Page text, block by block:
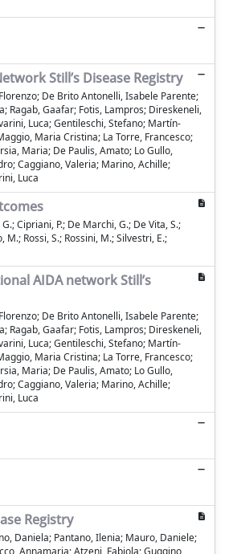
Still’s Disease Registry
De Brito Antonelli, Isabele Parente;
Ragab, Gaafar; Fotis, Lampros; Direskeneli,
Luca; Gentileschi, Stefano; Martín-
Maria Cristina; La Torre, Francesco;
Maria; De Paulis, Amato; Lo Gullo,
Caggiano, Valeria; Marino, Achille;
Luca
Cipriani, P.; De Marchi, G.; De Vita, S.;
Rossi, S.; Rossini, M.; Silvestri, E.;
AIDA network Still’s
De Brito Antonelli, Isabele Parente;
Ragab, Gaafar; Fotis, Lampros; Direskeneli,
Luca; Gentileschi, Stefano; Martín-
Maria Cristina; La Torre, Francesco;
Maria; De Paulis, Amato; Lo Gullo,
Caggiano, Valeria; Marino, Achille;
Luca
Registry
Daniela; Pantano, Ilenia; Mauro, Daniele;
Annamaria; Atzeni, Fabiola; Guggino,